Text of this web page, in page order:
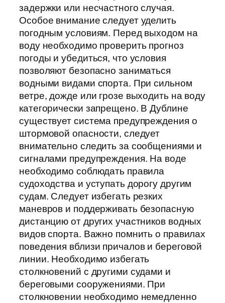
задержки или несчастного случая.
Особое внимание следует уделить
погодным условиям. Перед выходом на
воду необходимо проверить прогноз
погоды и убедиться, что условия
позволяют безопасно заниматься
водными видами спорта. При сильном
ветре, дожде или грозе выходить на воду
категорически запрещено. В Дублине
существует система предупреждения о
штормовой опасности, следует
внимательно следить за сообщениями и
сигналами предупреждения. На воде
необходимо соблюдать правила
судоходства и уступать дорогу другим
судам. Следует избегать резких
маневров и поддерживать безопасную
дистанцию от других участников водных
видов спорта. Важно помнить о правилах
поведения вблизи причалов и береговой
линии. Необходимо избегать
столкновений с другими судами и
береговыми сооружениями. При
столкновении необходимо немедленно